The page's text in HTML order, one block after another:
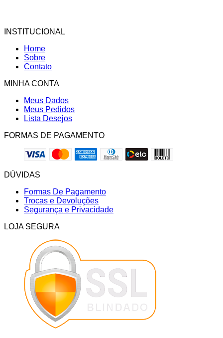
INSTITUCIONAL
Home
Sobre
Contato
MINHA CONTA
Meus Dados
Meus Pedidos
Lista Desejos
FORMAS DE PAGAMENTO
DÚVIDAS
Formas De Pagamento
Trocas e Devoluções
Segurança e Privacidade
LOJA SEGURA